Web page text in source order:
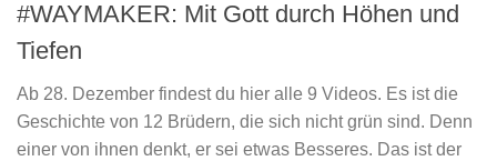
#WAYMAKER: Mit Gott durch Höhen und
Tiefen
Ab 28. Dezember findest du hier alle 9 Videos. Es ist die
Geschichte von 12 Brüdern, die sich nicht grün sind. Denn
einer von ihnen denkt, er sei etwas Besseres. Das ist der